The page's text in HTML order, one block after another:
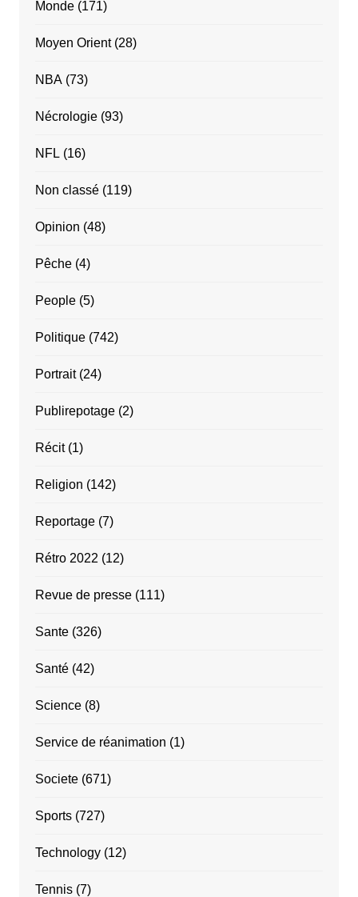
Monde(171)
Moyen Orient(28)
NBA(73)
Nécrologie(93)
NFL (16)
Non classé(119)
Opinion (48)
Pêche(4)
People(5)
Politique(742)
Portrait(24)
Publirepotage(2)
Récit(1)
Religion (142)
Reportage(7)
Rétro 2022 (12)
Revue de presse(111)
Sante(326)
Santé(42)
Science(8)
Service de réanimation (1)
Societe(671)
Sports(727)
Technology(12)
Tennis(7)